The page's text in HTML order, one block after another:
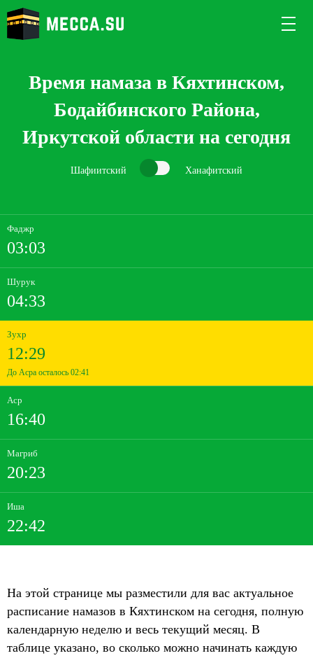
Время намаза в Кяхтинском,
Бодайбинского Района,
Иркутской области на сегодня
Шафиитский Ханафитский
Фаджр
03:03
Шурук
04:33
Зухр
12:29
До Асра осталось 02:41
Аср
16:40
Магриб
20:23
Иша
22:42
На этой странице мы разместили для вас актуальное
расписание намазов в Кяхтинском на сегодня, полную
календарную неделю и весь текущий месяц. В
таблице указано, во сколько можно начинать каждую